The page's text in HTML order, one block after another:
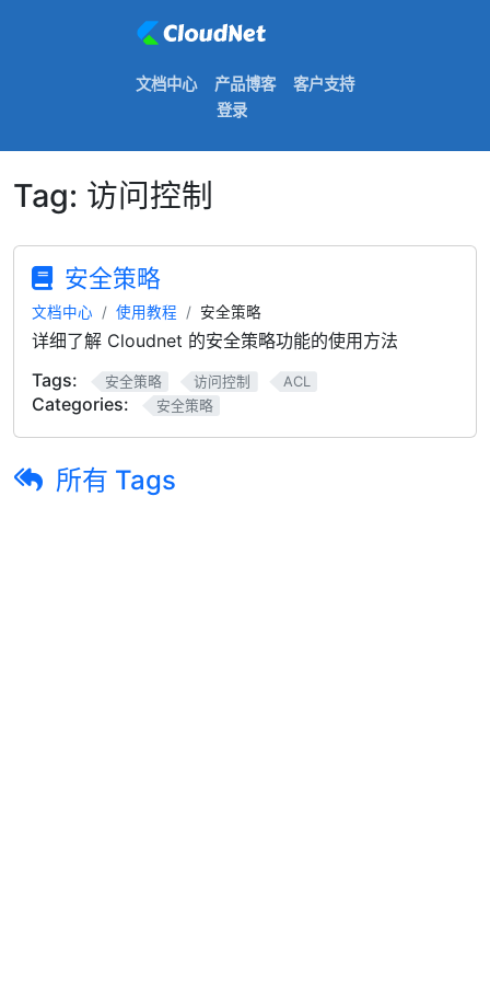
文档中心 产品博客
客户支持
登录
Tag: 访问控制
安全策略
文档中心 使用教程 安全策略
详细了解 Cloudnet 的安全策略功能的使用方法
Tags:
安全策略 访问控制 ACL
Categories: 安全策略
所有 Tags